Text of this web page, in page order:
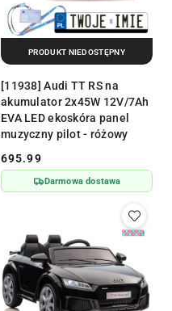
[11938] Audi TT RS na
akumulator 2x45W 12V/7Ah
EVA LED ekoskóra panel
muzyczny pilot - różowy
Cena:
695.99
Darmowa dostawa
PRODUKT NIEDOSTĘPNY